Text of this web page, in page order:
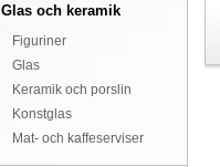
Glas och keramik
Figuriner
Glas
Keramik och porslin
Konstglas
Mat- och kaffeserviser